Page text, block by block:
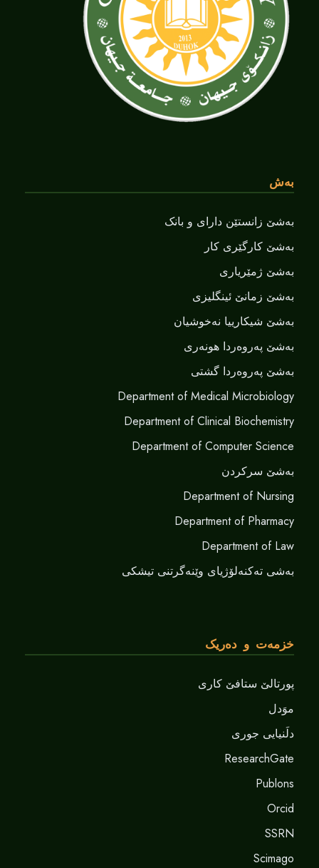
بەش
بەشێ زانستێن دارای و بانک
بەشێ کارگێری کار
بەشێ ژمێریاری
بەشێ زمانێ ‌‌ئینگلیزی
بەشێ شیکارییا نەخوشیان
بەشێ پەروەردا هونەری
بەشێ پەروەردا گشتی
Department of Medical Microbiology
Department of Clinical Biochemistry
Department of Computer Science
بەشێ سرکردن
Department of Nursing
Department of Pharmacy
Department of Law
بەشی تەکنەلۆژیای وێنەگرتنی تیشکی
خزمەت و دەریک
پورتالێ ستافێ کاری
موَدل
دلَنيايى جورى
ResearchGate
Publons
Orcid
SSRN
Scimago